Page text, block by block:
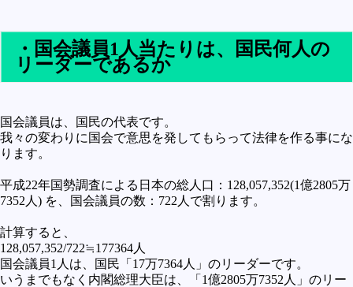
・国会議員1人当たりは、国民何人の
リーダーであるか
国会議員は、国民の代表です。
我々の変わりに国会で意思を発してもらって法律を作る事にな
ります。
平成22年国勢調査による日本の総人口：128,057,352(1億2805万
7352人) を、国会議員の数：722人で割ります。
計算すると、
128,057,352/722≒177364人
国会議員1人は、国民「17万7364人」のリーダーです。
いうまでもなく内閣総理大臣は、「1億2805万7352人」のリー